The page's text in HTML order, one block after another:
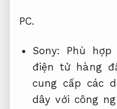
PC.
Sony: Phù hợp
điện tử hàng
cung cấp các
dây với công